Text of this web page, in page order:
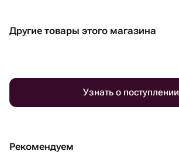
Другие товары этого магазина
Узнать о поступлении
Рекомендуем